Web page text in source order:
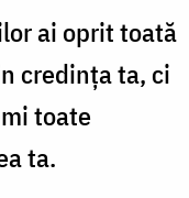
ai oprit toată
credința ta, ci
toate
ta.